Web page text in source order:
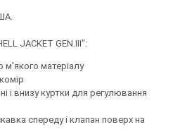
JACKET GEN.III":
м'якого матеріалу
і внизу куртки для регулювання
спереду і клапан поверх на